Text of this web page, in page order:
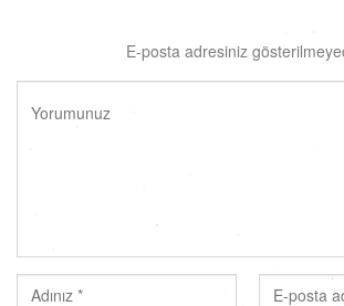
E-posta adresiniz